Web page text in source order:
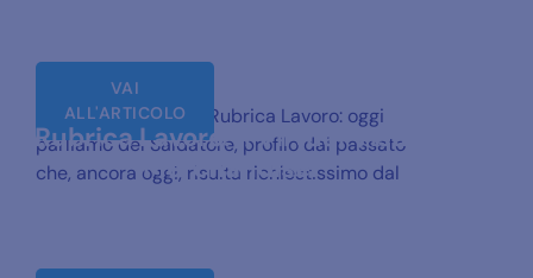
VAI
ALL'ARTICOLO
Terza puntata della Rubrica Lavoro: oggi
parliamo del Saldatore, profilo dal passato
che, ancora oggi, risulta richiestissimo dal
Rubrica Lavoro: il Virtual Visual
Merchandiser